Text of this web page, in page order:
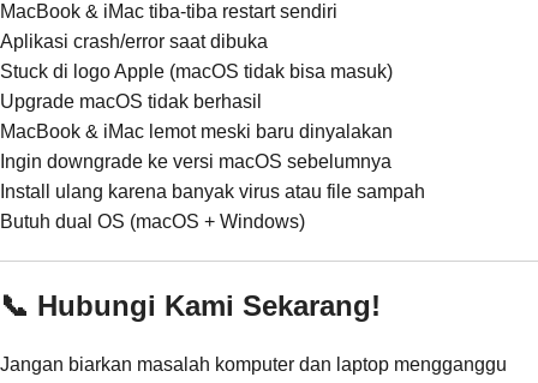
MacBook & iMac tiba-tiba restart sendiri
Aplikasi crash/error saat dibuka
Stuck di logo Apple (macOS tidak bisa masuk)
Upgrade macOS tidak berhasil
MacBook & iMac lemot meski baru dinyalakan
Ingin downgrade ke versi macOS sebelumnya
Install ulang karena banyak virus atau file sampah
Butuh dual OS (macOS + Windows)
📞 Hubungi Kami Sekarang!
Jangan biarkan masalah komputer dan laptop mengganggu